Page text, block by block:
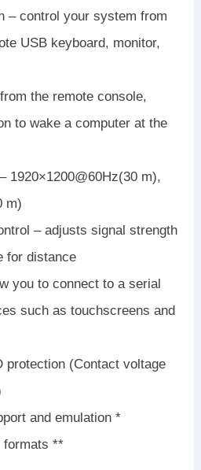
– control your system from
USB keyboard, monitor,
the remote console,
to wake a computer at the
1920×1200@60Hz(30 m),
m)
– adjusts signal strength
for distance
you to connect to a serial
such as touchscreens and
protection (Contact voltage
and emulation *
formats **